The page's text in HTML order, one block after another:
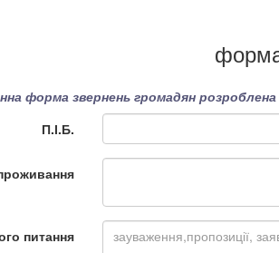
форма звернень громадян розроблена
П.І.Б.
питання